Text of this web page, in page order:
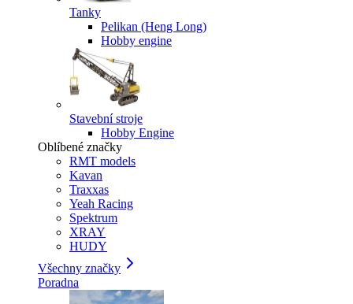
Tanky
Pelikan (Heng Long)
Hobby engine
Stavební stroje
Hobby Engine
Oblíbené značky
RMT models
Kavan
Traxxas
Yeah Racing
Spektrum
XRAY
HUDY
Všechny značky
Poradna